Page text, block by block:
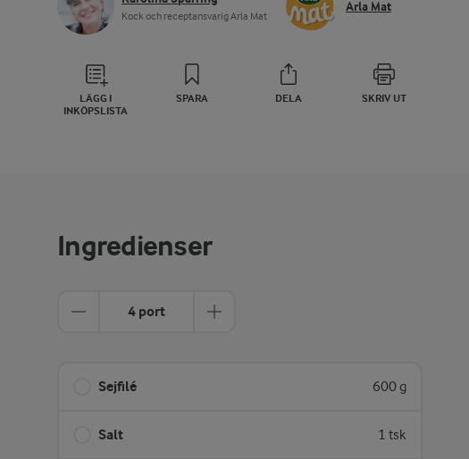
Kock och receptansvarig Arla Mat
Arla Mat
LÄGG I
INKÖPSLISTA
SPARA DELA SKRIV UT
Ingredienser
4 port
Sejfilé 600 g
Salt 1 tsk